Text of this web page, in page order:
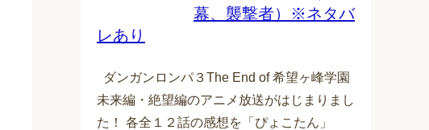
幕、襲撃者）※ネタバ
レあり
ダンガンロンパ３The End of 希望ヶ峰学園
未来編・絶望編のアニメ放送がはじまりまし
た！ 各全１２話の感想を「ぴょこたん」